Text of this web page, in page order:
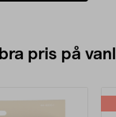
pris på